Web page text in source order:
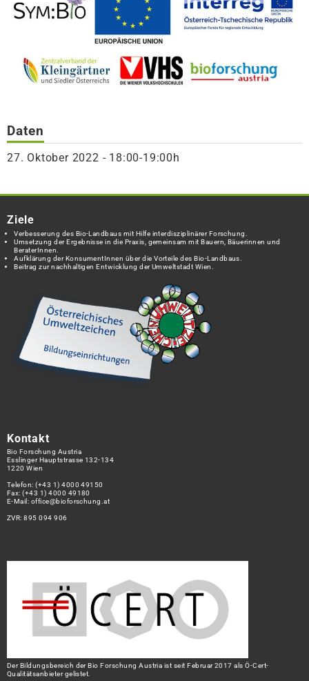
Daten
27. Oktober 2022 - 18:00-19:00h
Ziele
Verbesserung des Bio-Landbaus mit Hilfe interdisziplinärer Forschung.
Umsetzung der Ergebnisse in die Praxis, gemeinsam mit Bauern, Bäuerinnen und
BeraterInnen.
Aufklärung der KonsumentInnen über die Vorteile des Bio-Landbaus.
Beitrag zur nachhaltigen Entwicklung der Umweltstadt Wien.
Kontakt
Bio Forschung Austria
Esslinger Hauptstrasse 132-134
1220 Wien
Telefon:(+43 1) 4000 49150
Fax: (+43 1) 4000 49180
E-Mail: office@bioforschung.at
ZVR: 895 094 906
Der Bildungsbereich der Bio Forschung Austria ist seit Februar 2017 als Ö-Cert-
Qualitätsanbieter gelistet.